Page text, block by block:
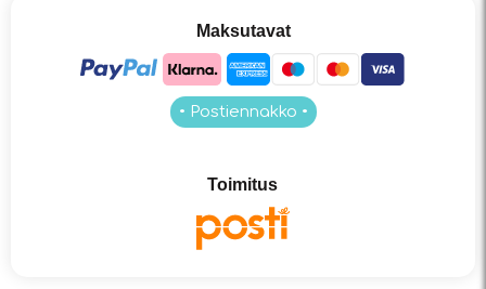
Maksutavat
• Postiennakko •
Toimitus